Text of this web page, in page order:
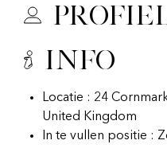
Info
Locatie : 24
United Kingdom
In te vullen positie :